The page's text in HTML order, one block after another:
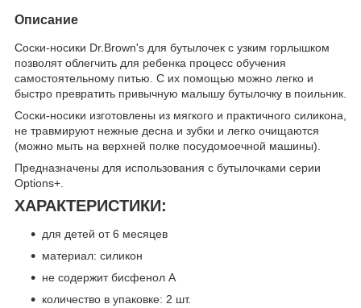
Описание
Соски-носики Dr.Brown's для бутылочек с узким горлышком
позволят облегчить для ребенка процесс обучения
самостоятельному питью. С их помощью можно легко и
быстро превратить привычную малышу бутылочку в поильник.
Соски-носики изготовлены из мягкого и практичного силикона,
не травмируют нежные десна и зубки и легко очищаются
(можно мыть на верхней полке посудомоечной машины).
Предназначены для использования с бутылочками серии
Options+.
ХАРАКТЕРИСТИКИ:
для детей от 6 месяцев
материал: силикон
не содержит бисфенол А
количество в упаковке: 2 шт.